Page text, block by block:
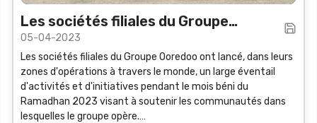
Les sociétés filiales du Groupe
Ooredoo Upgradent les communautés
où elles opèrent grâce aux initiatives
lancées durant le mois de Ramadhan
05-04-2023
Les sociétés filiales du Groupe Ooredoo ont lancé, dans leurs
zones d'opérations à travers le monde, un large éventail
d'activités et d'initiatives pendant le mois béni du
Ramadhan 2023 visant à soutenir les communautés dans
lesquelles le groupe opère.